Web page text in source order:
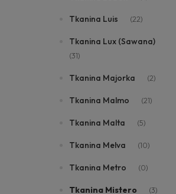
Tkanina Luis (22)
Tkanina Lux (Sawana)
(31)
Tkanina Majorka (2)
Tkanina Malmo (21)
Tkanina Malta (5)
Tkanina Melva (10)
Tkanina Metro (0)
Tkanina Mistero (3)